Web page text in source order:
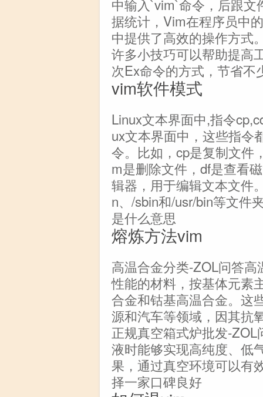
中输入`vim`命令，后跟
据统计，Vim在程序员中
中提供了高效的操作方式
许多小技巧可以帮助提高
次Ex命令的方式，节省不
vim软件模式
Linux文本界面中,指令
ux文本界面中，这些指令
令。比如，cp是复制文件
m是删除文件，df是查看
辑器，用于编辑文本文件
n、/sbin和/usr/bin等文件
是什么意思
熔炼方法vim
高温合金分类-ZOL问答
性能的材料，按基体元素
合金和钴基高温合金。这
源和汽车等领域，因其抗
正规真空箱式炉批发-
液时能够实现高纯度、低
果，通过真空环境可以有
择一家口碑良好